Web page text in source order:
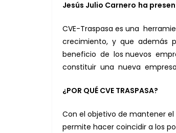
Jesús Julio Carnero ha
CVE-Traspasa es una
crecimiento, y que además
beneficio de los nuevos
constituir una nueva
¿POR QUÉ CVE TRASPASA?
Con el objetivo de mantener el
permite hacer coincidir a los